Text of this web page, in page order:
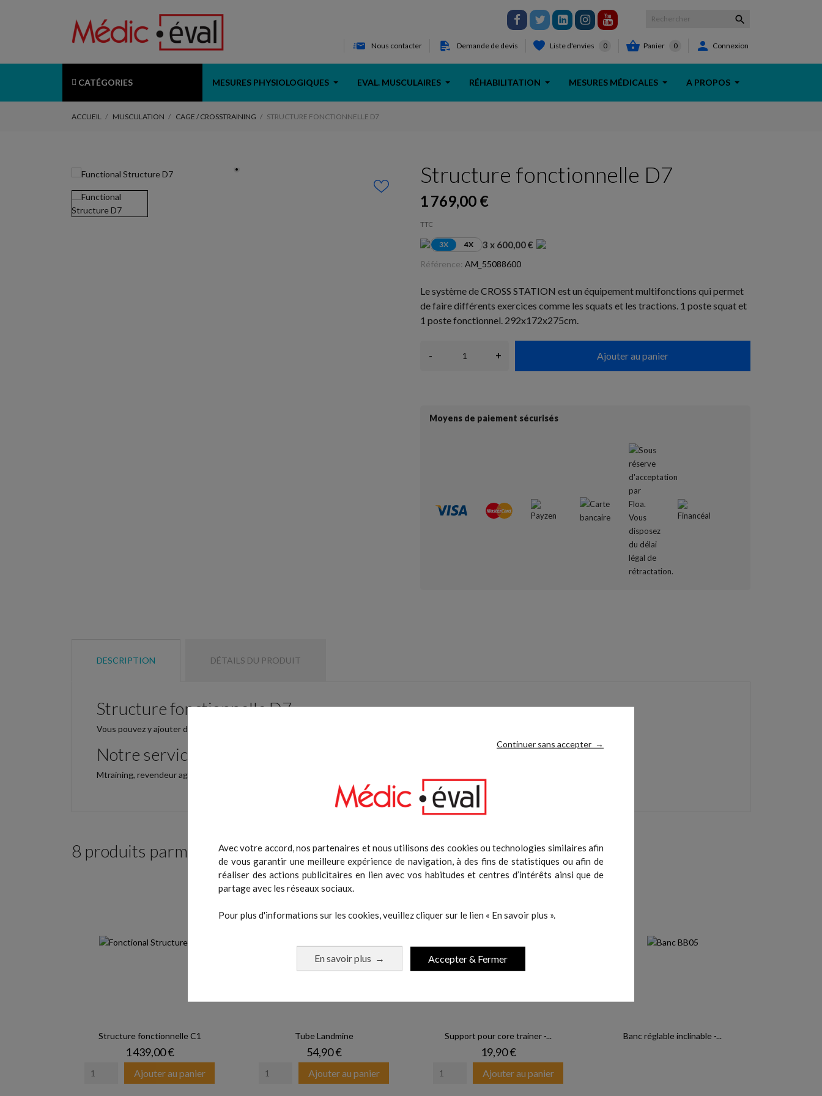
Continuer sans accepter →
Avec votre accord, nos partenaires et nous utilisons des cookies ou technologies similaires afin
de vous garantir une meilleure expérience de navigation, à des fins de statistiques ou afin de
réaliser des actions publicitaires en lien avec vos habitudes et centres d’intérêts ainsi que de
partage avec les réseaux sociaux.
Pour plus d'informations sur les cookies, veuillez cliquer sur le lien « En savoir plus ».
En savoir plus → Accepter & Fermer

Nous contacter Demande de devis Liste d'envies 0  Panier 0  Connexion
CATÉGORIES MESURES PHYSIOLOGIQUES EVAL. MUSCULAIRES RÉHABILITATION MESURES MÉDICALES A PROPOS
ACCUEIL MUSCULATION CAGE / CROSSTRAINING STRUCTURE FONCTIONNELLE D7
Structure fonctionnelle D7
1 769,00 €
TTC
3X 4X 3 x 600,00 €
Référence: AM_55088600
Le système de CROSS STATION est un équipement multifonctions qui permet
de faire différents exercices comme les squats et les tractions. 1 poste squat et
1 poste fonctionnel. 292x172x275cm.
- + Ajouter au panier
Moyens de paiement sécurisés
DESCRIPTION DÉTAILS DU PRODUIT
Structure fonctionnelle D7
Vous pouvez y ajouter différents accessoires afin de varier et d'augmenter le nombre d'exercices. Hauteur totale : 275 cm.
Notre service
Mtraining, revendeur agréé en France depuis 1989, vous accompagne : conseil expert, installation, formation et SAV.
8 produits parmi ceux de la même catégorie :
Structure fonctionnelle C1
Prix
1 439,00 €
Ajouter au panier
Tube Landmine
Prix
54,90 €
Ajouter au panier
Support pour core trainer -...
Prix
19,90 €
Ajouter au panier
Banc réglable inclinable -...